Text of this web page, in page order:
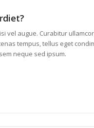
vel augue. Curabitur
tempus, tellus eget
neque sed ipsum.